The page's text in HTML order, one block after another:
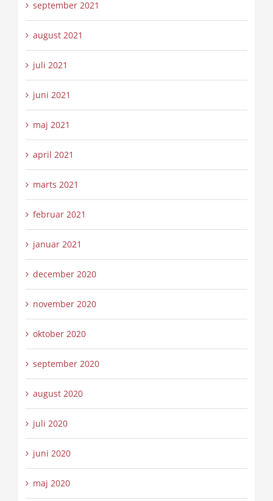
september 2021
august 2021
juli 2021
juni 2021
maj 2021
april 2021
marts 2021
februar 2021
januar 2021
december 2020
november 2020
oktober 2020
september 2020
august 2020
juli 2020
juni 2020
maj 2020